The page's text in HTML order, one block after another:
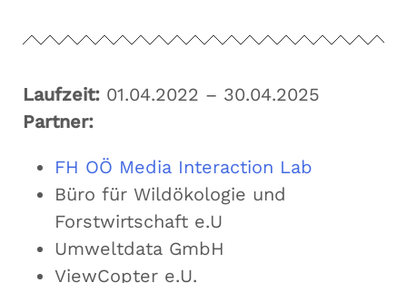
Laufzeit: 01.04.2022 – 30.04.2025
Partner:
FH OÖ Media Interaction Lab
Büro für Wildökologie und
Forstwirtschaft e.U
Umweltdata GmbH
ViewCopter e.U.